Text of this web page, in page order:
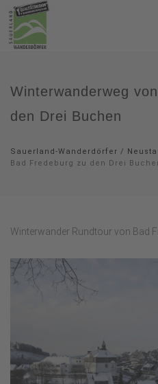
Winterwanderweg
den Drei Buchen
Sauerland-Wanderdörfer /
Bad Fredeburg zu den Drei
Winterwander Rundtour von Bad